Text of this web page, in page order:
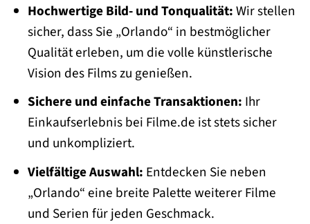
Hochwertige Bild- und Tonqualität:Wir stellen
sicher, dass Sie „Orlando“ in bestmöglicher
Qualität erleben, um die volle künstlerische
Vision des Films zu genießen.
Sichere und einfache Transaktionen: Ihr
Einkaufserlebnis bei Filme.de ist stets sicher
und unkompliziert.
Vielfältige Auswahl: Entdecken Sie neben
„Orlando“ eine breite Palette weiterer Filme
und Serien für jeden Geschmack.